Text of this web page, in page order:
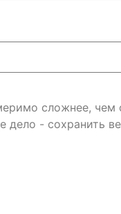
сложнее,
дело - сохранить